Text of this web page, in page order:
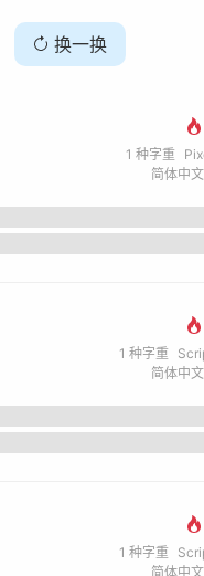
换一换
1 种字重
1 种字重
1 种字重